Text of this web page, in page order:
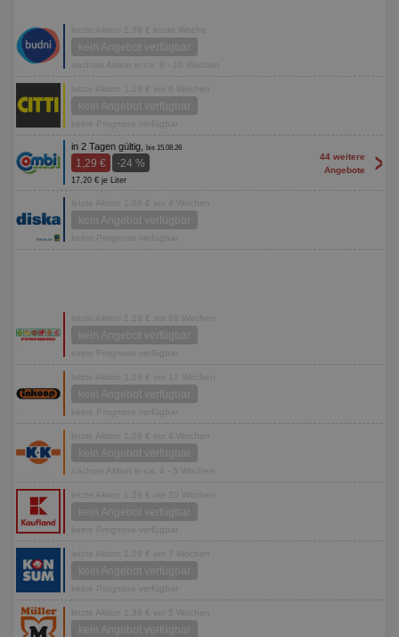
letzte Aktion 1,39 € letzte Woche
kein Angebot verfügbar
nächste Aktion in ca. 9 - 10 Wochen
letzte Aktion 1,29 € vor 6 Wochen
kein Angebot verfügbar
keine Prognose verfügbar
in 2 Tagen gültig, bis 15.08.26
1,29 € -24 %
17,20 € je Liter
44 weitere
Angebote
>
letzte Aktion 1,69 € vor 4 Wochen
kein Angebot verfügbar
keine Prognose verfügbar
letzte Aktion 1,19 € vor 99 Wochen
kein Angebot verfügbar
keine Prognose verfügbar
letzte Aktion 1,29 € vor 17 Wochen
kein Angebot verfügbar
keine Prognose verfügbar
letzte Aktion 1,29 € vor 4 Wochen
kein Angebot verfügbar
nächste Aktion in ca. 4 - 5 Wochen
letzte Aktion 1,29 € vor 20 Wochen
kein Angebot verfügbar
keine Prognose verfügbar
letzte Aktion 1,29 € vor 7 Wochen
kein Angebot verfügbar
keine Prognose verfügbar
letzte Aktion 1,39 € vor 5 Wochen
kein Angebot verfügbar